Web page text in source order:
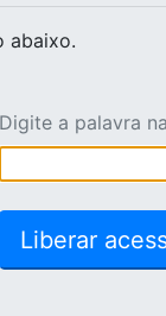
abaixo.
Digite a palavra